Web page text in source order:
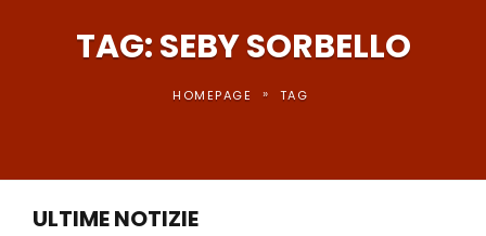
TAG: SEBY SORBELLO
HOMEPAGE » TAG
ULTIME NOTIZIE